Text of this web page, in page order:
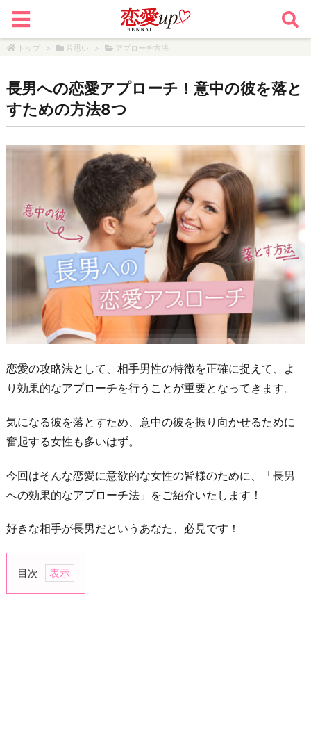
トップ > 片思い > アプローチ方法
長男への恋愛アプローチ！意中の彼を落と
すための方法8つ
恋愛の攻略法として、相手男性の特徴を正確に捉えて、よ
り効果的なアプローチを行うことが重要となってきます。
気になる彼を落とすため、意中の彼を振り向かせるために
奮起する女性も多いはず。
今回はそんな恋愛に意欲的な女性の皆様のために、「長男
への効果的なアプローチ法」をご紹介いたします！
好きな相手が長男だというあなた、必見です！
目次
1.